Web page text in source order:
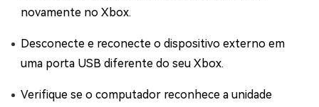
novamente no Xbox.
Desconecte e reconecte o dispositivo externo em
uma porta USB diferente do seu Xbox.
Verifique se o computador reconhece a unidade